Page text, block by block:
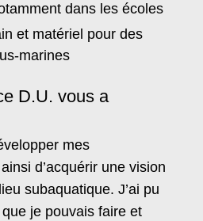
dans les écoles
et matériel pour des
marines
D.U. vous a
mes
d’acquérir une vision
subaquatique. J’ai pu
je pouvais faire et